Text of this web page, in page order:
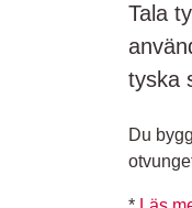
Tala
tyska
Du